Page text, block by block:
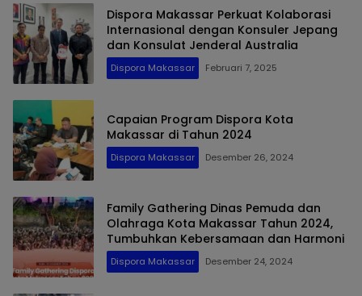
Dispora Makassar Perkuat Kolaborasi
Internasional dengan Konsuler Jepang
dan Konsulat Jenderal Australia
Dispora Makassar Februari 7, 2025
Capaian Program Dispora Kota
Makassar di Tahun 2024
Dispora Makassar Desember 26, 2024
Family Gathering Dinas Pemuda dan
Olahraga Kota Makassar Tahun 2024,
Tumbuhkan Kebersamaan dan Harmoni
Dispora Makassar Desember 24, 2024